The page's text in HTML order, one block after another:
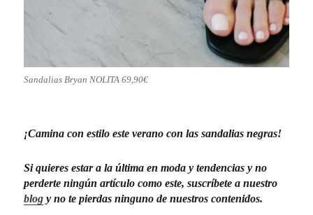
Sandalias Bryan NOLITA 69,90€
¡Camina con estilo este verano con las sandalias negras!
Si quieres estar a la última en moda y tendencias y no
perderte ningún artículo como este, suscríbete a nuestro
blog y no te pierdas ninguno de nuestros contenidos.